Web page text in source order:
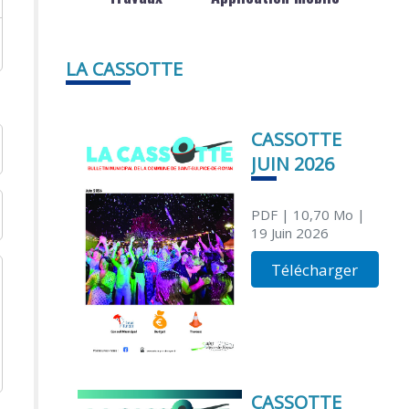
LA CASSOTTE
CASSOTTE
JUIN 2026
PDF| 10,70 Mo |
19 Juin 2026
Télécharger
CASSOTTE